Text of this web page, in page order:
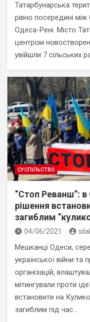
Татарбунарська
рівно посередині
Одеса-Рені. Місто
центром
увійшли 7 сільських
СУСПІЛЬСТВО
“Стоп Реванш”: в
рішення
загиблим
04/06/2021
Мешканці Одеси,
української війни
організацій,
мітингували проти
встановити на
загиблим під час…